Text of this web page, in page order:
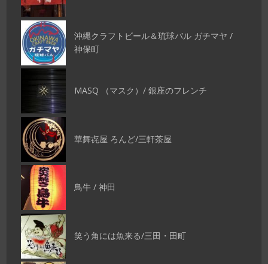
沖縄クラフトビール＆琉球バル ガチマヤ /
神保町
MASQ （マスク）/ 銀座のフレンチ
華舞㐂屋 ろんど/三軒茶屋
鳥牛 / 神田
笑う角には魚来る/三田・田町